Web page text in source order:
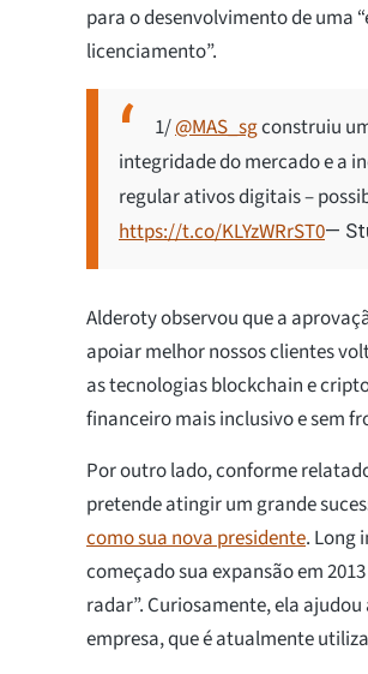
para o desenvolvimento de uma
licenciamento”.
1/@MAS_sgconstruiu
integridade do mercado e a
regular ativos digitais –
https://t.co/KLYzWRrST0—
Alderoty observou que a
apoiar melhor nossos clientes
as tecnologias blockchain e
financeiro mais inclusivo e sem
Por outro lado, conforme
pretende atingir um grande
como sua nova presidente. Long
começado sua expansão em
radar”. Curiosamente, ela
empresa, que é atualmente